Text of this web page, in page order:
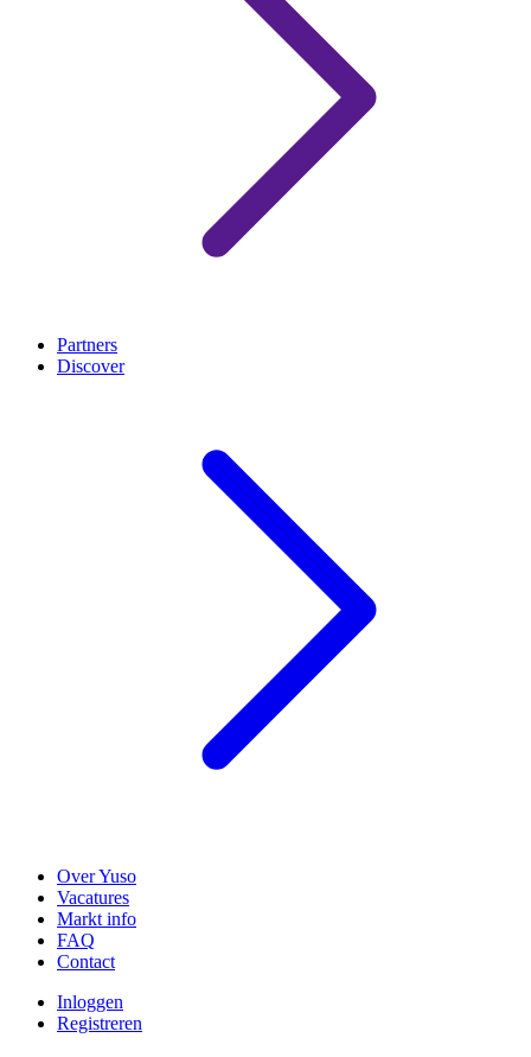
Partners
Discover
Over Yuso
Vacatures
Markt info
FAQ
Contact
Inloggen
Registreren